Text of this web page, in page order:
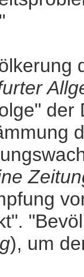
der
), um